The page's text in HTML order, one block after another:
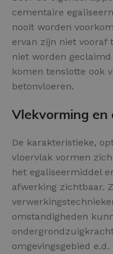
cementaire
nooit worden
ervan zijn niet vooraf
niet worden
komen tenslotte ook
betonvloeren.
Vlekvorming
De karakteristieke,
vloervlak vormen
het egaliseermiddel
afwerking zichtbaar.
omstandigheden
omgevingsgebied